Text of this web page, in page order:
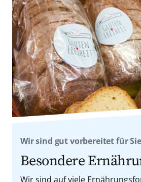
Wir sind gut vorbereitet für
Besondere
Wir sind auf viele